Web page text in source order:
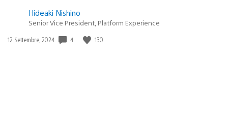
Hideaki Nishino
Senior Vice President, Platform Experience
Data
12 Settembre, 2024 4 130